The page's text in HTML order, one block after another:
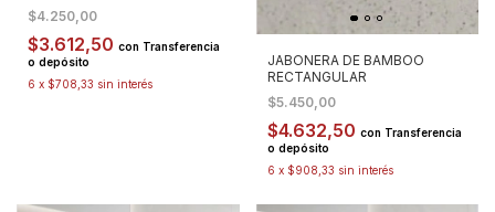
$4.250,00
$3.612,50 con Transferencia
o depósito
6 x $708,33 sin interés
JABONERA DE BAMBOO
RECTANGULAR
$5.450,00
$4.632,50 con Transferencia
o depósito
6 x $908,33 sin interés